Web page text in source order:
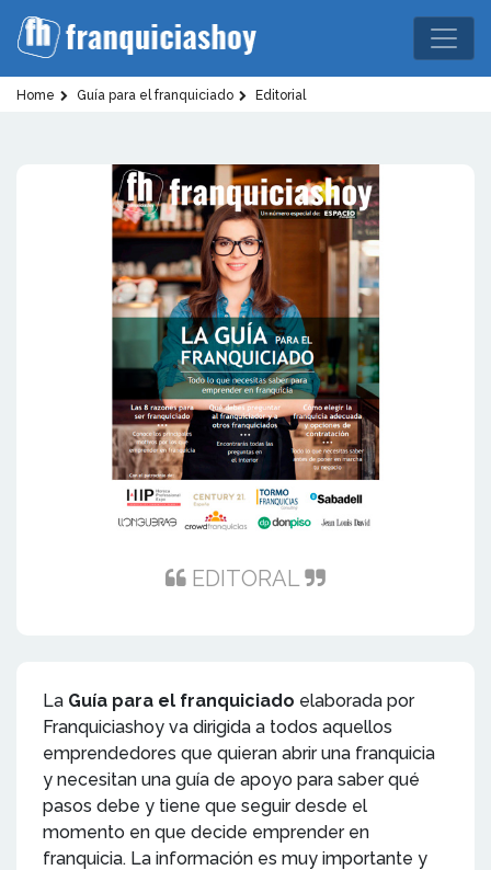
Home Guía para el franquiciado Editorial
EDITORAL
La Guía para el franquiciado elaborada por
Franquiciashoy va dirigida a todos aquellos
emprendedores que quieran abrir una franquicia
y necesitan una guía de apoyo para saber qué
pasos debe y tiene que seguir desde el
momento en que decide emprender en
franquicia. La información es muy importante y